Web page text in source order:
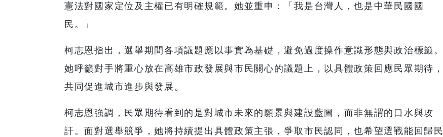
憲法對國家定位及主權已有明確規範。她並重申：「我是台灣人，也是中華民國國
民。」
柯志恩指出，選舉期間各項議題應以事實為基礎，避免過度操作意識形態與政治標籤。
她呼籲對手將重心放在高雄市政發展與市民關心的議題上，以具體政策回應民眾期待，
共同促進城市進步與發展。
柯志恩強調，民眾期待看到的是對城市未來的願景與建設藍圖，而非無謂的口水與攻
訐。面對選舉競爭，她將持續提出具體政策主張，爭取市民認同，也希望選戰能回歸民